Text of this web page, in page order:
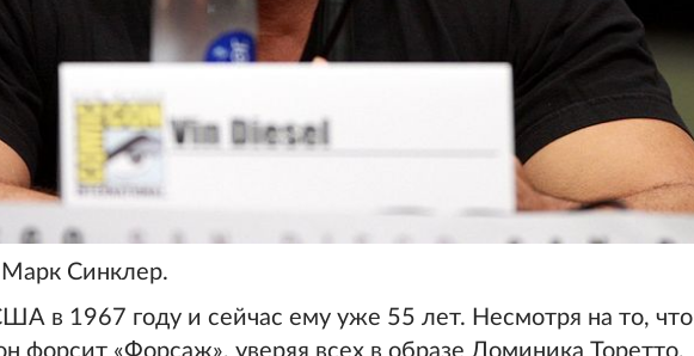
Синклер.
в 1967 году и сейчас ему уже 55 лет. Несмотря на то, что